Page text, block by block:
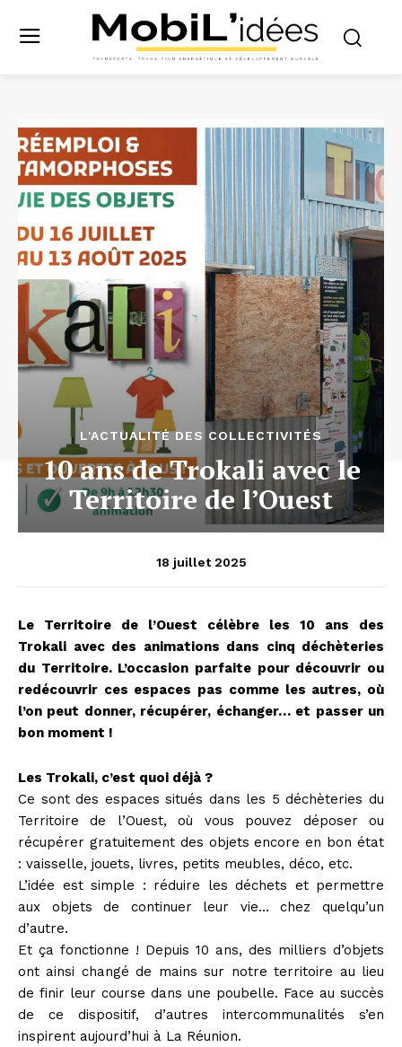
L'ACTUALITÉ DES COLLECTIVITÉS
10 ans de Trokali avec le
Territoire de l’Ouest
18 juillet 2025
Le Territoire de l’Ouest célèbre les 10 ans des
Trokali avec des animations dans cinq déchèteries
du Territoire. L’occasion parfaite pour découvrir ou
redécouvrir ces espaces pas comme les autres, où
l’on peut donner, récupérer, échanger… et passer un
bon moment !
Les Trokali, c’est quoi déjà ?
Ce sont des espaces situés dans les 5 déchèteries du
Territoire de l’Ouest, où vous pouvez déposer ou
récupérer gratuitement des objets encore en bon état
: vaisselle, jouets, livres, petits meubles, déco, etc.
L’idée est simple : réduire les déchets et permettre
aux objets de continuer leur vie… chez quelqu’un
d’autre.
Et ça fonctionne ! Depuis 10 ans, des milliers d’objets
ont ainsi changé de mains sur notre territoire au lieu
de finir leur course dans une poubelle. Face au succès
de ce dispositif, d’autres intercommunalités s’en
inspirent aujourd’hui à La Réunion.